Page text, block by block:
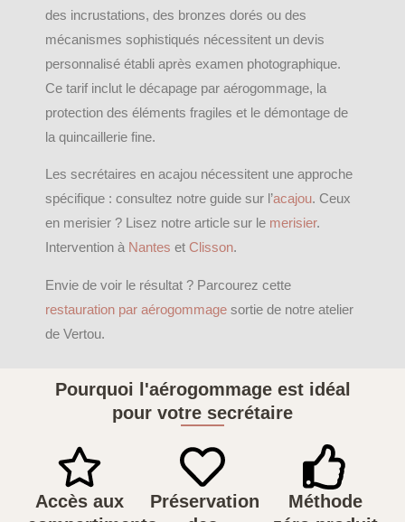
des incrustations, des bronzes dorés ou des
mécanismes sophistiqués nécessitent un devis
personnalisé établi après examen photographique.
Ce tarif inclut le décapage par aérogommage, la
protection des éléments fragiles et le démontage de
la quincaillerie fine.
Les secrétaires en acajou nécessitent une approche
spécifique : consultez notre guide sur l’acajou. Ceux
en merisier ? Lisez notre article sur le merisier.
Intervention à Nantes et Clisson.
Envie de voir le résultat ? Parcourez cette
restauration par aérogommage sortie de notre atelier
de Vertou.
Pourquoi l'aérogommage est idéal
pour votre secrétaire
Accès aux
Préservation
Méthode